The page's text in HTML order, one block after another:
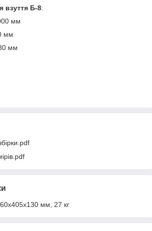
взуття Б-8:
мм
мм
мм
мм, 27 кг